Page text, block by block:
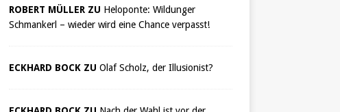
ROBERT MÜLLER ZU Heloponte: Wildunger
Schmankerl – wieder wird eine Chance verpasst!
ECKHARD BOCK ZU Olaf Scholz, der Illusionist?